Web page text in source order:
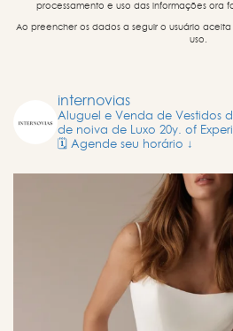
processamento e uso das informações ora
Ao preencher os dados a seguir o usuário
uso.
internovias
Aluguel e Venda de Vestidos
de noiva de Luxo 20y. of
🗓️ Agende seu horário ↓